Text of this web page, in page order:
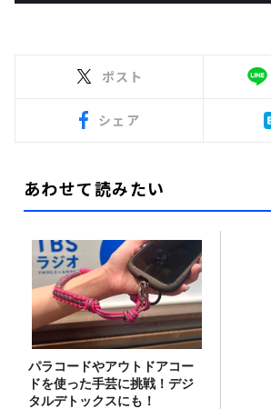
ポスト
シェア
あわせて読みたい
パラコードやアウトドアコー
ドを使った手芸に挑戦！デジ
タルデトックスにも！